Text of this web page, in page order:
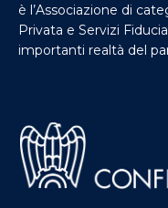
è l’Associazione di
Privata e Servizi
importanti realtà del